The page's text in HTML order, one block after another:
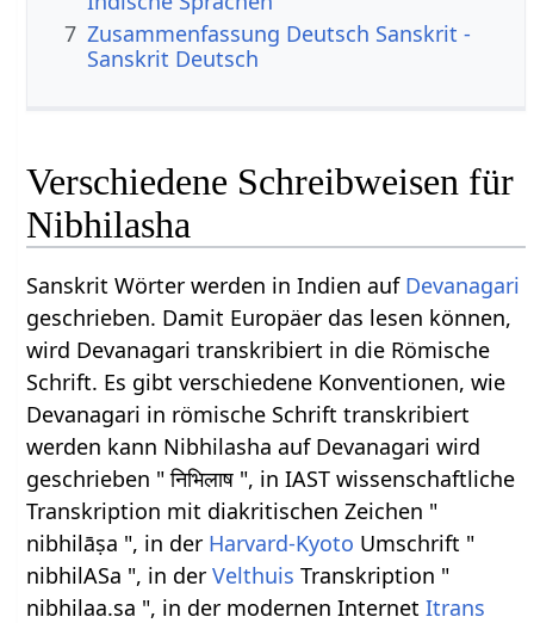
7 Zusammenfassung Deutsch Sanskrit -
Sanskrit Deutsch
Verschiedene Schreibweisen für
Nibhilasha
Sanskrit Wörter werden in Indien auf Devanagari
geschrieben. Damit Europäer das lesen können,
wird Devanagari transkribiert in die Römische
Schrift. Es gibt verschiedene Konventionen, wie
Devanagari in römische Schrift transkribiert
werden kann Nibhilasha auf Devanagari wird
geschrieben " निभिलाष ", in IAST wissenschaftliche
Transkription mit diakritischen Zeichen "
nibhilāṣa ", in der Harvard-Kyoto Umschrift "
nibhilASa ", in derVelthuis Transkription "
nibhilaa.sa ", in der modernen InternetItrans